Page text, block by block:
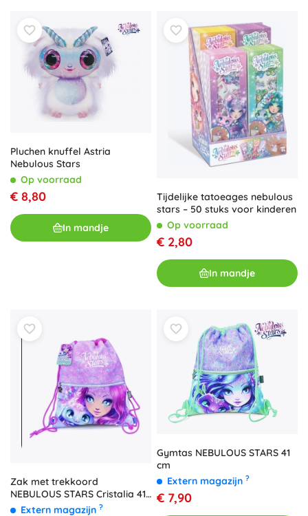
Pluchen knuffel Astria
Nebulous Stars
Op voorraad
€ 8,80
In mandje
Tijdelijke tatoeages nebulous
stars – 50 stuks voor kinderen
Op voorraad
€ 2,80
In mandje
Zak met trekkoord
NEBULOUS STARS Cristalia 41
cmExtern magazijn ?
Gymtas NEBULOUS STARS 41
cm
Extern magazijn ?
€ 7,90